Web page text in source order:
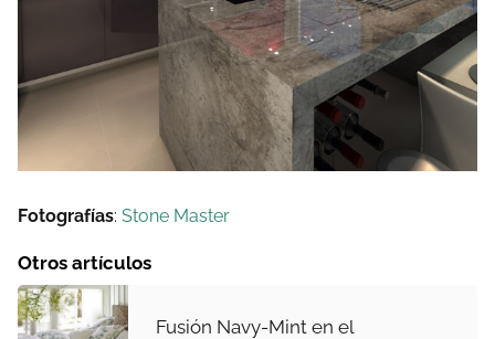
Fotografías: Stone Master
Otros artículos
Fusión Navy-Mint en el